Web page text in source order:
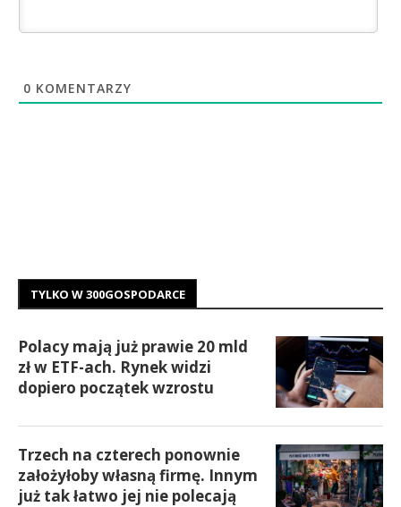
0 KOMENTARZY
TYLKO W 300GOSPODARCE
Polacy mają już prawie 20 mld
zł w ETF-ach. Rynek widzi
dopiero początek wzrostu
Trzech na czterech ponownie
założyłoby własną firmę. Innym
już tak łatwo jej nie polecają